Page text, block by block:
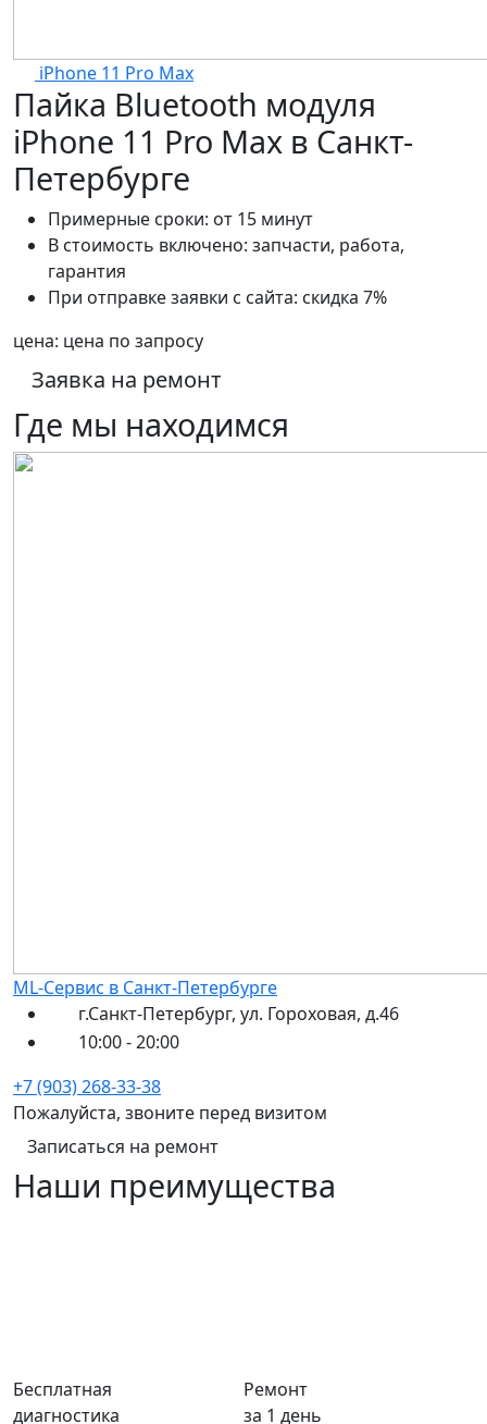
iPhone 11 Pro Max
Пайка Bluetooth модуля
iPhone 11 Pro Max в Санкт-
Петербурге
Примерные сроки: от 15 минут
В стоимость включено: запчасти, работа,
гарантия
При отправке заявки с сайта: скидка 7%
цена: цена по запросу
Заявка на ремонт
Где мы находимся
ML-Сервис в Санкт-Петербурге
г.Санкт-Петербург, ул. Гороховая, д.46
10:00 - 20:00
+7 (903) 268-33-38
Пожалуйста, звоните перед визитом
Записаться на ремонт
Наши преимущества
Бесплатная
диагностика
Ремонт
за 1 день